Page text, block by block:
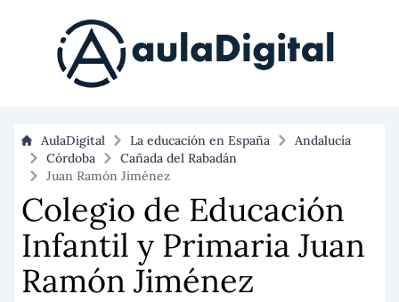
AulaDigital La educación en España
Andalucía
Córdoba
Cañada del Rabadán
Juan Ramón Jiménez
Colegio de Educación
Infantil y Primaria Juan
Ramón Jiménez